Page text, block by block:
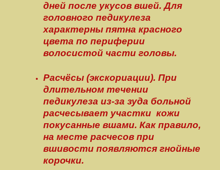
дней после укусов вшей. Для
головного педикулеза
характерны пятна красного
цвета по периферии
волосистой части головы.
Расчёсы (экскориации). При
длительном течении
педикулеза из-за зуда больной
расчесывает участки кожи
покусанные вшами. Как правило,
на месте расчесов при
вшивости появляются гнойные
корочки.